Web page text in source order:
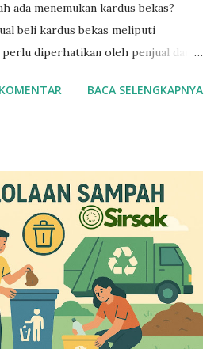
ada menemukan kardus bekas?
beli kardus bekas meliputi
diperhatikan oleh penjual dan
Kualitas Kardus : Pastikan
dan Berat : Pastikan jumlah dan
sesuai dengan kebutuhan pembeli.
: Pertimbangkan biaya dan cara
ke pembeli. Pertimbangan untuk
Kardus : Periksa kualitas
untuk memastikan sesuai dengan
Wajar : Pastikan harga kardus bekas
dengan kualitas. Jumlah dan
BACA SELENGKAPNYA